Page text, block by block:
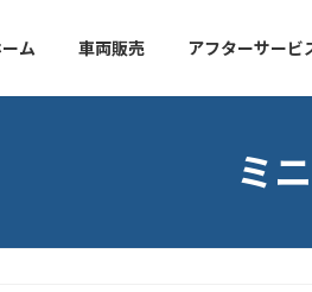
ム 車両販売 アフターサービ
ミ